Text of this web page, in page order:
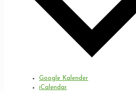
Google Kalender
iCalendar